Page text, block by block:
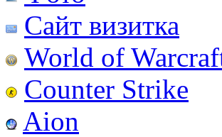
Сайт визитка
World of
Counter Strike
Aion